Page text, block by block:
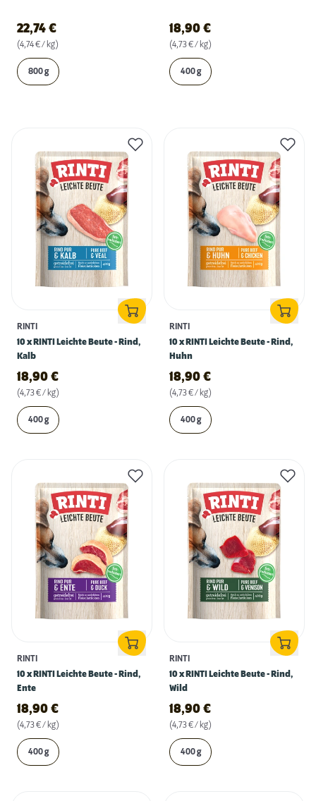
22,74 €
(4,74 € / kg)
800 g
18,90 €
(4,73 € / kg)
400 g
RINTI
10 x RINTI Leichte Beute - Rind,
Kalb
18,90 €
(4,73 € / kg)
400 g
RINTI
10 x RINTI Leichte Beute - Rind,
Huhn
18,90 €
(4,73 € / kg)
400 g
RINTI
10 x RINTI Leichte Beute - Rind,
Ente
18,90 €
(4,73 € / kg)
400 g
RINTI
10 x RINTI Leichte Beute - Rind,
Wild
18,90 €
(4,73 € / kg)
400 g